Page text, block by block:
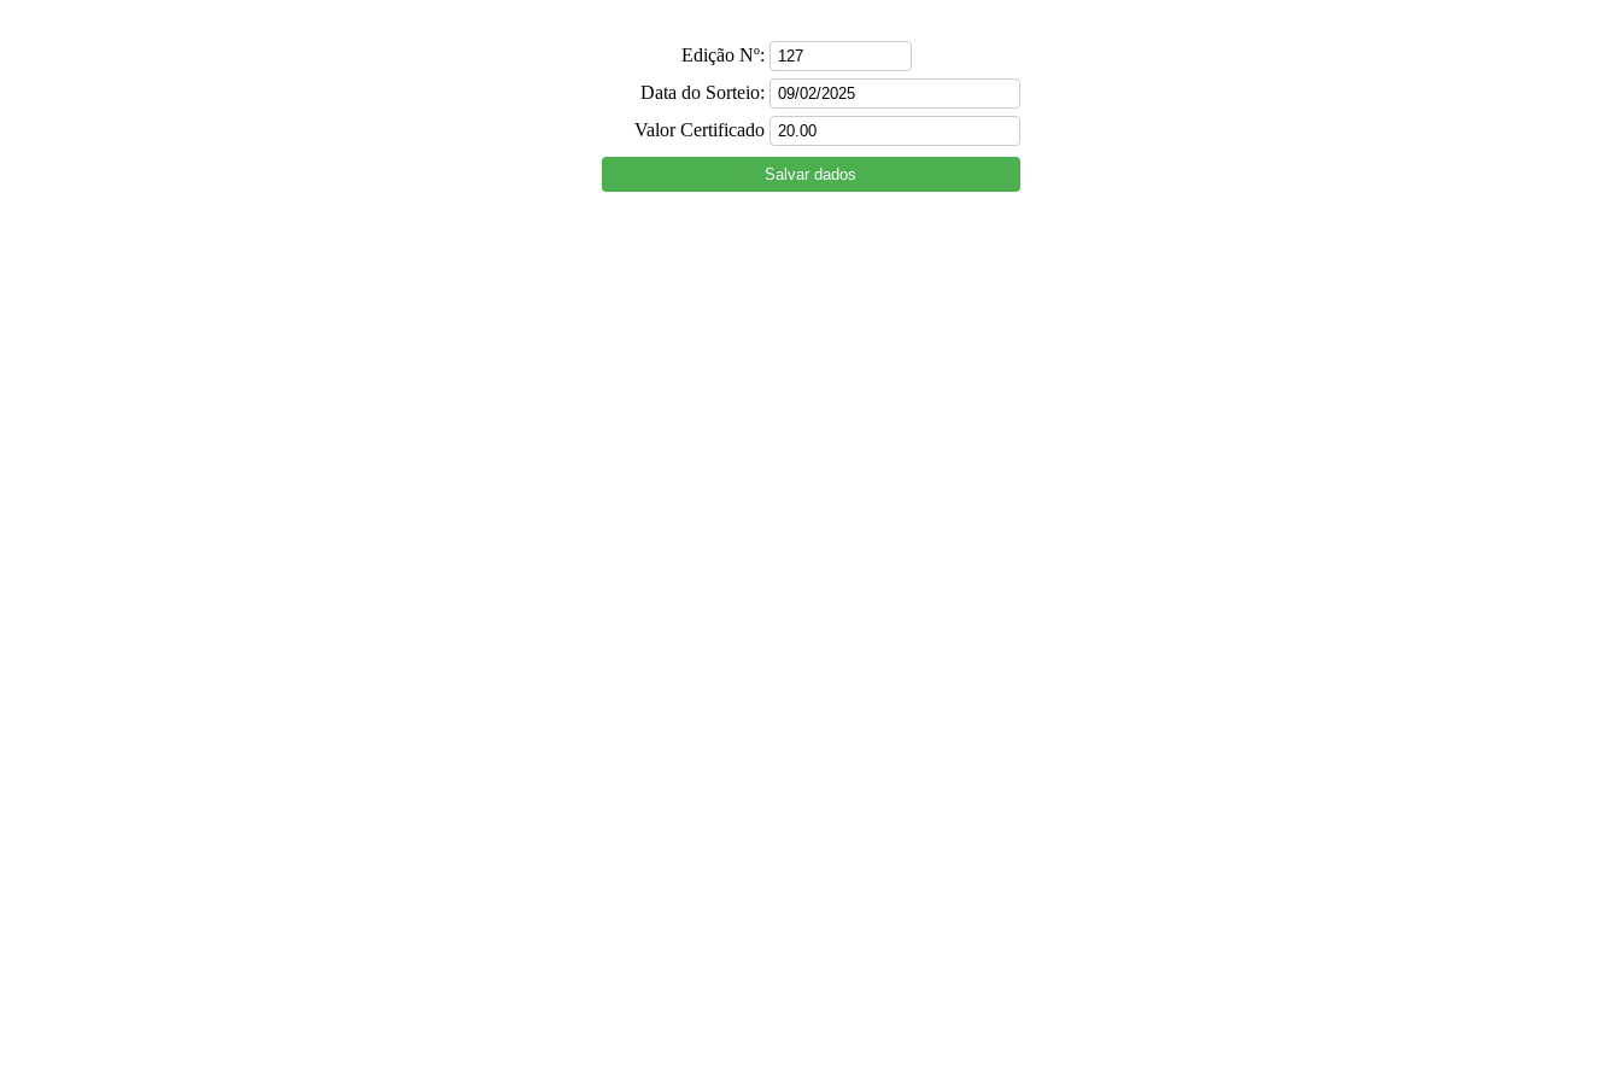
Edição Nº:
Data do Sorteio:
Valor Certificado